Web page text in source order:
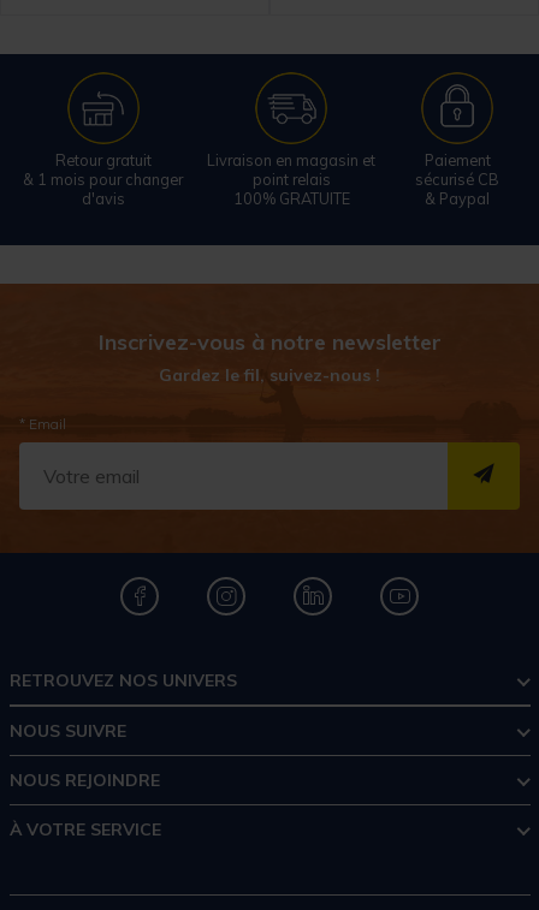
Retour gratuit
& 1 mois pour changer
d'avis
Livraison en magasin et
point relais
100% GRATUITE
Paiement
sécurisé CB
& Paypal
Inscrivez-vous à notre newsletter
Gardez le fil, suivez-nous !
* Email
RETROUVEZ NOS UNIVERS
NOUS SUIVRE
NOUS REJOINDRE
À VOTRE SERVICE